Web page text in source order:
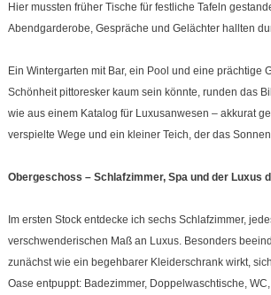
Hier mussten früher Tische für festliche Tafeln
Abendgarderobe, Gespräche und Gelächter hallten
Ein Wintergarten mit Bar, ein Pool und eine prächtige
Schönheit pittoresker kaum sein könnte, runden das
wie aus einem Katalog für Luxusanwesen – akkurat
verspielte Wege und ein kleiner Teich, der das
Obergeschoss – Schlafzimmer, Spa und der Luxus
Im ersten Stock entdecke ich sechs Schlafzimmer,
verschwenderischen Maß an Luxus. Besonders
zunächst wie ein begehbarer Kleiderschrank wirkt,
Oase entpuppt: Badezimmer, Doppelwaschtische,